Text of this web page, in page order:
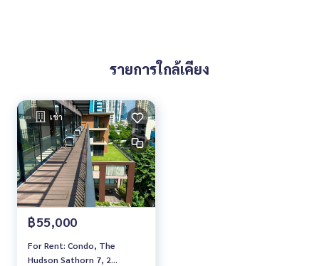
รายการใกล้เคียง
เช่า
฿55,000
For Rent: Condo, The
Hudson Sathorn 7, 2